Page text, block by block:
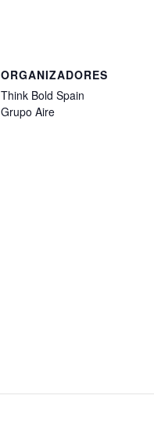
ORGANIZADORES
Think Bold Spain
Grupo Aire